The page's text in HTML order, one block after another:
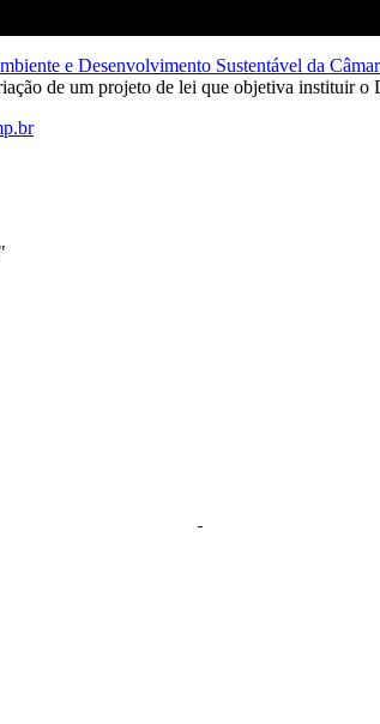
e Desenvolvimento Sustentável da
de um projeto de lei que objetiva instituir